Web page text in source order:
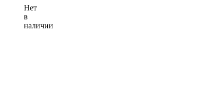
Нет
в
наличии